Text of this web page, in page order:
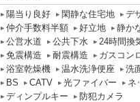
陽当り良好 閑静な住宅地
デ
仲介手数料半額
好立地
静か
公営水道
公共下水
24時間換
免震構造
耐震構造
ガスコン
浴室乾燥機
温水洗浄便座
洗
BS
CATV 光ファイバー
ネ
ディンプルキー
防犯カメラ